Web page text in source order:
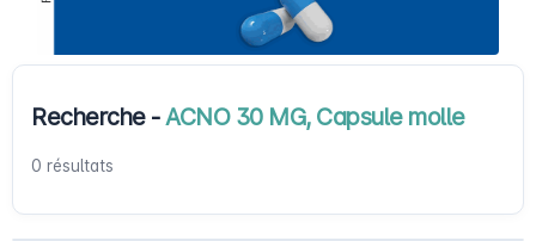
Recherche -ACNO 30 MG, Capsule molle
0 résultats